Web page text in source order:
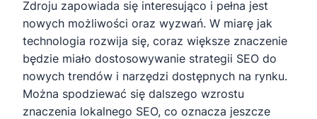
Zdroju zapowiada się interesująco i pełna jest
nowych możliwości oraz wyzwań. W miarę jak
technologia rozwija się, coraz większe znaczenie
będzie miało dostosowywanie strategii SEO do
nowych trendów i narzędzi dostępnych na rynku.
Można spodziewać się dalszego wzrostu
znaczenia lokalnego SEO, co oznacza jeszcze